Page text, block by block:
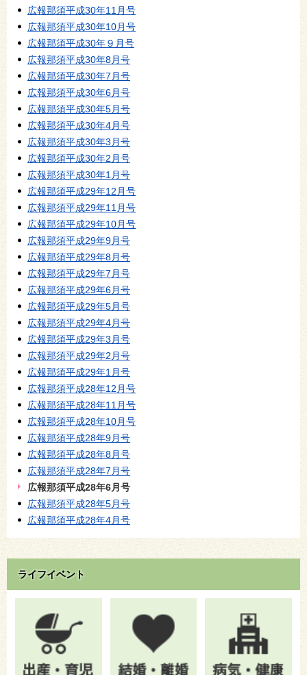
広報那須平成30年11月号
広報那須平成30年10月号
広報那須平成30年９月号
広報那須平成30年8月号
広報那須平成30年7月号
広報那須平成30年6月号
広報那須平成30年5月号
広報那須平成30年4月号
広報那須平成30年3月号
広報那須平成30年2月号
広報那須平成30年1月号
広報那須平成29年12月号
広報那須平成29年11月号
広報那須平成29年10月号
広報那須平成29年9月号
広報那須平成29年8月号
広報那須平成29年7月号
広報那須平成29年6月号
広報那須平成29年5月号
広報那須平成29年4月号
広報那須平成29年3月号
広報那須平成29年2月号
広報那須平成29年1月号
広報那須平成28年12月号
広報那須平成28年11月号
広報那須平成28年10月号
広報那須平成28年9月号
広報那須平成28年8月号
広報那須平成28年7月号
広報那須平成28年6月号
広報那須平成28年5月号
広報那須平成28年4月号
ライフイベント